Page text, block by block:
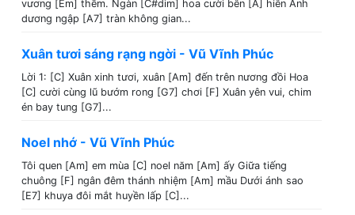
vương [Em] thềm. Ngàn [C#dim] hoa cười bên [A] hiên Ánh
dương ngập [A7] tràn không gian...
Xuân tươi sáng rạng ngời - Vũ Vĩnh Phúc
Lời 1: [C] Xuân xinh tươi, xuân [Am] đến trên nương đồi Hoa
[C] cười cùng lũ bướm rong [G7] chơi [F] Xuân yên vui, chim
én bay tung [G7]...
Noel nhớ - Vũ Vĩnh Phúc
Tôi quen [Am] em mùa [C] noel năm [Am] ấy Giữa tiếng
chuông [F] ngân đêm thánh nhiệm [Am] mầu Dưới ánh sao
[E7] khuya đôi mắt huyền lấp [C]...